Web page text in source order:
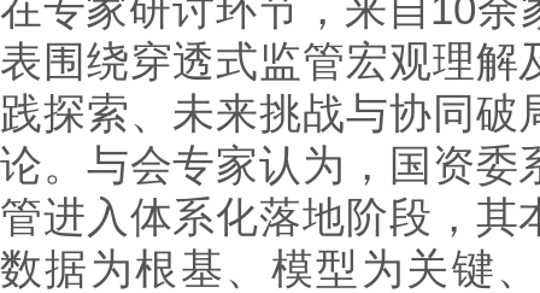
表围绕穿透式监管宏观理
践探索、未来挑战与协同
论。与会专家认为，国资委
管进入体系化落地阶段，
数据为根基、模型为关键